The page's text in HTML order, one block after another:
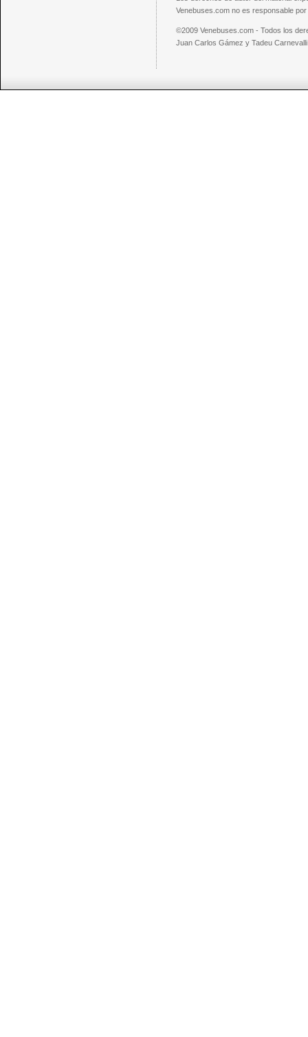
Venebuses.com no es responsable
©2009 Venebuses.com - Todos los
Juan Carlos Gámez y Tadeu Carnevalli